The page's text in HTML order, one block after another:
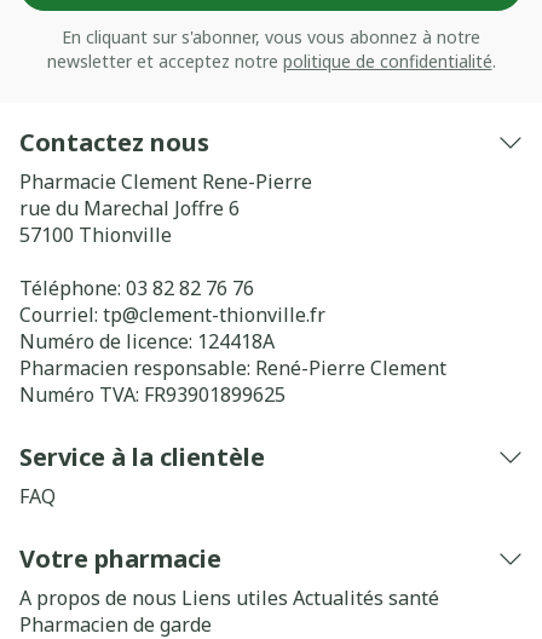
En cliquant sur s'abonner, vous vous abonnez à notre
newsletter et acceptez notre politique de confidentialité.
Contactez nous
Pharmacie Clement Rene-Pierre
rue du Marechal Joffre 6
57100 Thionville
Téléphone: 03 82 82 76 76
Courriel: tp@clement-thionville.fr
Numéro de licence: 124418A
Pharmacien responsable: René-Pierre Clement
Numéro TVA: FR93901899625
Service à la clientèle
FAQ
Votre pharmacie
A propos de nous Liens utiles Actualités santé
Pharmacien de garde